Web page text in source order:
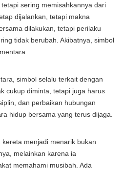
sering memisahkannya dari
dijalankan, tetapi makna
dilakukan, tetapi perilaku
tidak berubah. Akibatnya, simbol
simbol selalu terkait dengan
cukup diminta, tetapi juga harus
dan perbaikan hubungan
hidup bersama yang terus dijaga.
menjadi menarik bukan
melainkan karena ia
memahami musibah. Ada